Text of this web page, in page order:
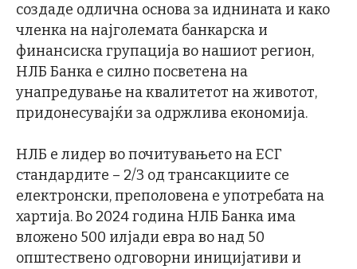
создаде одлична основа за иднината и како
членка на најголемата банкарска и
финансиска групација во нашиот регион,
НЛБ Банка e силно посветена на
унапредување на квалитетот на животот,
придонесувајќи за одржлива економија.
НЛБ е лидер во почитувањето на ЕСГ
стандардите – 2/3 од трансакциите се
електронски, преполовена е употребата на
хартија. Во 2024 година НЛБ Банка има
вложено 500 илјади евра во над 50
општествено одговорни иницијативи и